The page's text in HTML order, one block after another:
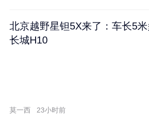
北京越野星钽5X来了：车长5
长城H10
莫一西 23小时前